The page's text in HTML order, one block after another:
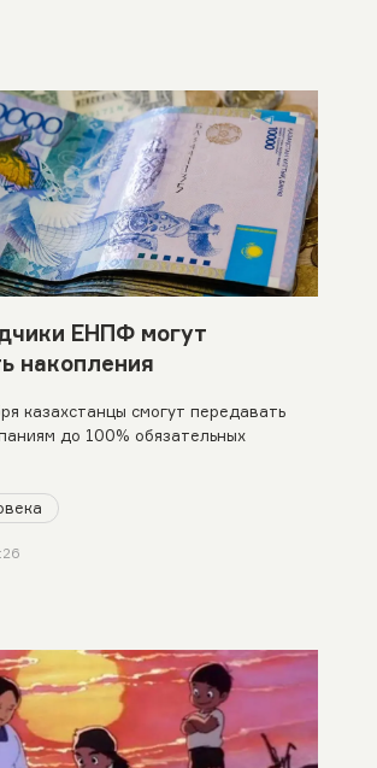
ЕНПФ могут
накопления
казахстанцы смогут передавать
до 100% обязательных